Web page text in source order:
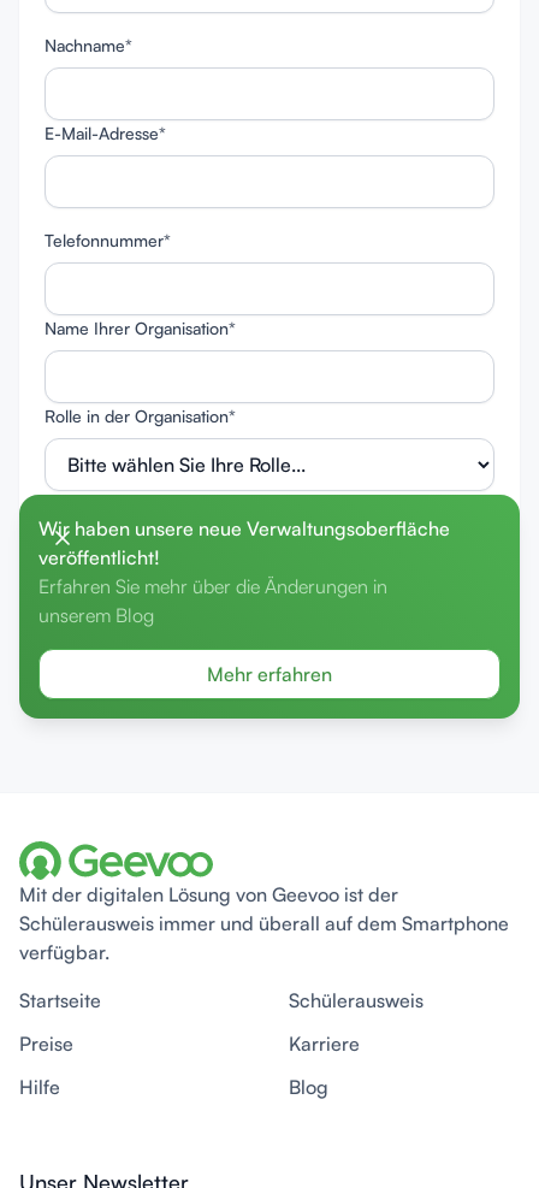
Wir haben unsere neue Verwaltungsoberfläche
veröffentlicht!
Erfahren Sie mehr über die Änderungen in
unserem Blog
Mehr erfahren
Nachname*
E-Mail-Adresse*
Telefonnummer*
Name Ihrer Organisation*
Rolle in der Organisation*
vorbereiten können?*
Mit der digitalen Lösung von Geevoo ist der
Schülerausweis immer und überall auf dem Smartphone
verfügbar.
Startseite
Schülerausweis
Preise
Karriere
Hilfe
Blog
Unser Newsletter